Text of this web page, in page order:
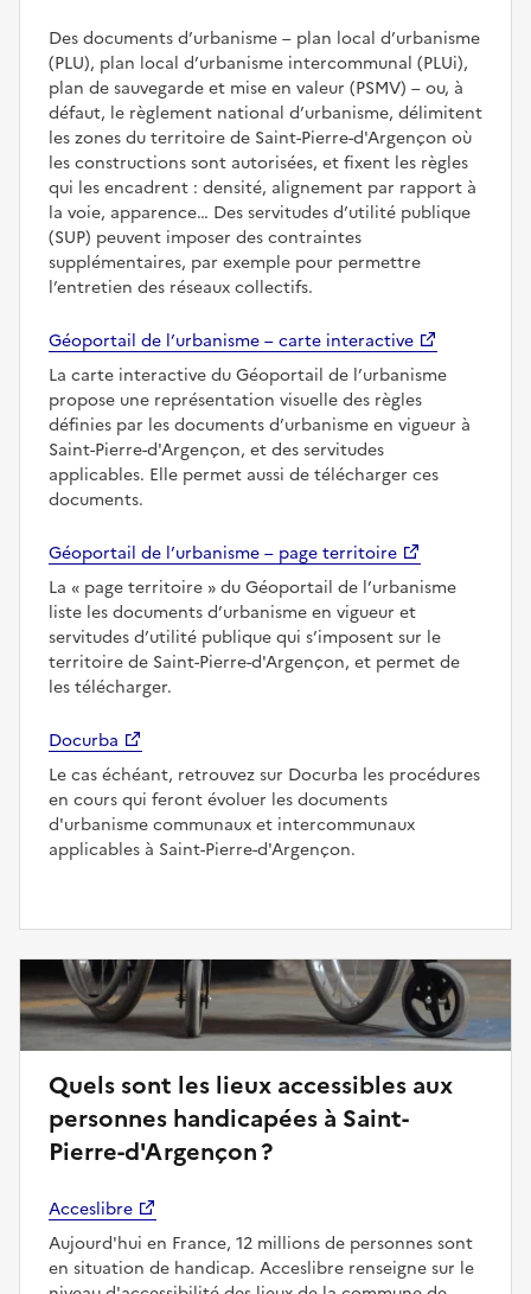
Des documents d’urbanisme – plan local d’urbanisme
(PLU), plan local d’urbanisme intercommunal (PLUi),
plan de sauvegarde et mise en valeur (PSMV) – ou, à
défaut, le règlement national d’urbanisme, délimitent
les zones du territoire de Saint-Pierre-d'Argençon où
les constructions sont autorisées, et fixent les règles
qui les encadrent : densité, alignement par rapport à
la voie, apparence… Des servitudes d’utilité publique
(SUP) peuvent imposer des contraintes
supplémentaires, par exemple pour permettre
l’entretien des réseaux collectifs.
Géoportail de l’urbanisme – carte interactive
La carte interactive du Géoportail de l’urbanisme
propose une représentation visuelle des règles
définies par les documents d’urbanisme en vigueur à
Saint-Pierre-d'Argençon, et des servitudes
applicables. Elle permet aussi de télécharger ces
documents.
Géoportail de l’urbanisme – page territoire
La
page territoire
du Géoportail de l’urbanisme
liste les documents d’urbanisme en vigueur et
servitudes d’utilité publique qui s’imposent sur le
territoire de Saint-Pierre-d'Argençon, et permet de
les télécharger.
Docurba
Le cas échéant, retrouvez sur Docurba les procédures
en cours qui feront évoluer les documents
d'urbanisme communaux et intercommunaux
applicables à Saint-Pierre-d'Argençon.
Quels sont les lieux accessibles aux
personnes handicapées à Saint-
Pierre-d'Argençon ?
Acceslibre
Aujourd'hui en France, 12 millions de personnes sont
en situation de handicap. Acceslibre renseigne sur le